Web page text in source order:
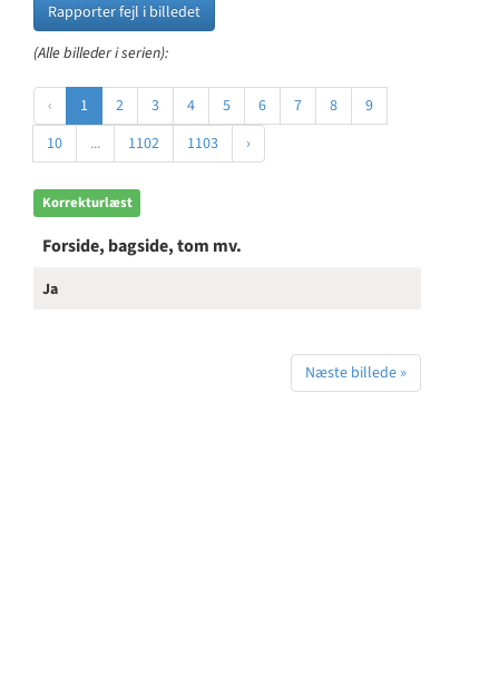
Rapporter fejl i billedet
(Alle billeder i serien):
‹ 1 2 3 4 5 6 7 8
9
10
... 1102 1103 ›
Korrekturlæst
Forside, bagside, tom mv.
Ja
Næste billede »